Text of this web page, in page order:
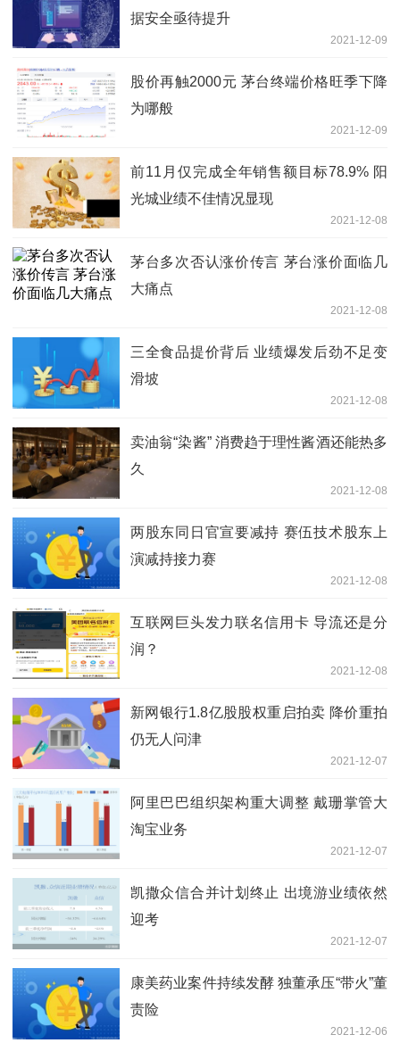
据安全亟待提升
2021-12-09
股价再触2000元 茅台终端价格旺季下降
为哪般
2021-12-09
前11月仅完成全年销售额目标78.9% 阳
光城业绩不佳情况显现
2021-12-08
茅台多次否认涨价传言 茅台涨价面临几
大痛点
2021-12-08
三全食品提价背后 业绩爆发后劲不足变
滑坡
2021-12-08
卖油翁“染酱” 消费趋于理性酱酒还能热多
久
2021-12-08
两股东同日官宣要减持 赛伍技术股东上
演减持接力赛
2021-12-08
互联网巨头发力联名信用卡 导流还是分
润？
2021-12-08
新网银行1.8亿股股权重启拍卖 降价重拍
仍无人问津
2021-12-07
阿里巴巴组织架构重大调整 戴珊掌管大
淘宝业务
2021-12-07
凯撒众信合并计划终止 出境游业绩依然
迎考
2021-12-07
康美药业案件持续发酵 独董承压“带火”董
责险
2021-12-06